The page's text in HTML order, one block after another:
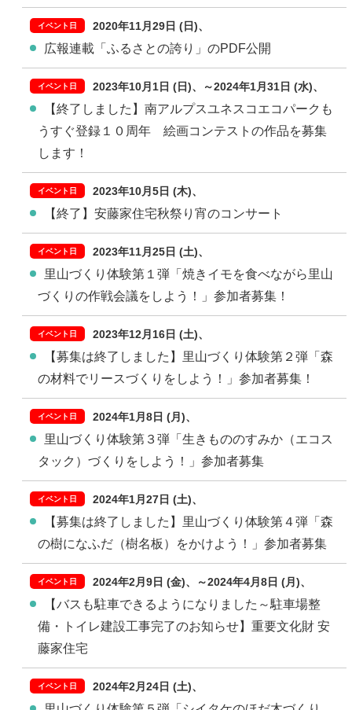
2020年11月29日 (日)
広報連載「ふるさとの誇り」のPDF公開
2023年10月1日 (日) ～2024年1月31日 (水)
【終了しました】南アルプスユネスコエコパークも
うすぐ登録１０周年 絵画コンテストの作品を募集
します！
2023年10月5日 (木)
【終了】安藤家住宅秋祭り宵のコンサート
2023年11月25日 (土)
里山づくり体験第１弾「焼きイモを食べながら里山
づくりの作戦会議をしよう！」参加者募集！
2023年12月16日 (土)
【募集は終了しました】里山づくり体験第２弾「森
の材料でリースづくりをしよう！」参加者募集！
2024年1月8日 (月)
里山づくり体験第３弾「生きもののすみか（エコス
タック）づくりをしよう！」参加者募集
2024年1月27日 (土)
【募集は終了しました】里山づくり体験第４弾「森
の樹になふだ（樹名板）をかけよう！」参加者募集
2024年2月9日 (金) ～2024年4月8日 (月)
【バスも駐車できるようになりました～駐車場整
備・トイレ建設工事完了のお知らせ】重要文化財 安
藤家住宅
2024年2月24日 (土)